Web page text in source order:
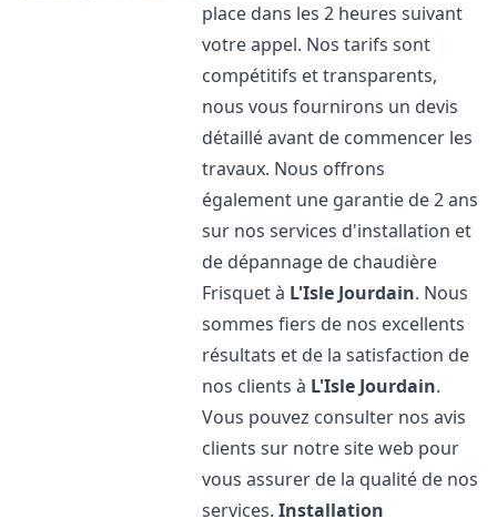
place dans les 2 heures suivant
votre appel. Nos tarifs sont
compétitifs et transparents,
nous vous fournirons un devis
détaillé avant de commencer les
travaux. Nous offrons
également une garantie de 2 ans
sur nos services d'installation et
de dépannage de chaudière
Frisquet à L'Isle Jourdain. Nous
sommes fiers de nos excellents
résultats et de la satisfaction de
nos clients à L'Isle Jourdain.
Vous pouvez consulter nos avis
clients sur notre site web pour
vous assurer de la qualité de nos
services.Installation